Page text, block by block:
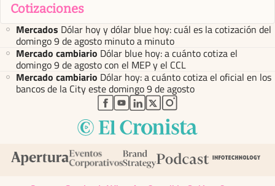
Cotizaciones
Mercados Dólar hoy y dólar blue hoy: cuál es la cotización del
domingo 9 de agosto minuto a minuto
Mercado cambiario Dólar blue hoy: a cuánto cotiza el
domingo 9 de agosto con el MEP y el CCL
Mercado cambiario Dólar hoy: a cuánto cotiza el oficial en los
bancos de la City este domingo 9 de agosto
abre en nueva pestaña
abre en nueva pestaña
abre en nueva pestaña
abre en nueva pestaña
abre en nueva pestaña